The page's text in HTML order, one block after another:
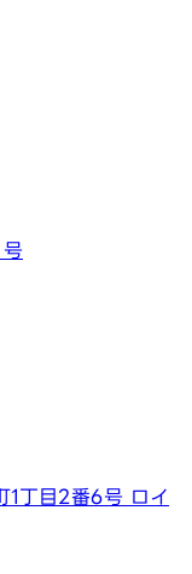
1丁目2番6号 ロイ